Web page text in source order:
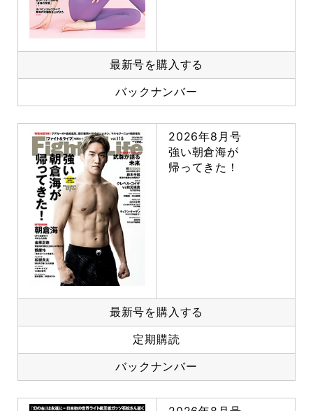
最新号を購入する
バックナンバー
2026年8月号
強い朝倉海が
帰ってきた！
最新号を購入する
定期購読
バックナンバー